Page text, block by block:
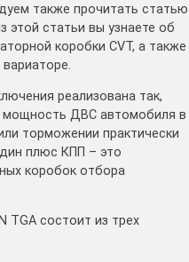
также прочитать статью
этой статьи вы узнаете об
коробки CVT, а также
реализована так,
мощность ДВС автомобиля в
торможении практически
плюс КПП – это
коробок отбора
TGA состоит из трех